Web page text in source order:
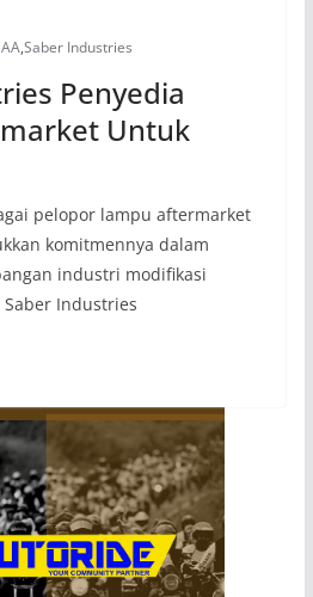
,Saber Industries
Penyedia
Untuk
pelopor lampu aftermarket
komitmennya dalam
industri modifikasi
Industries